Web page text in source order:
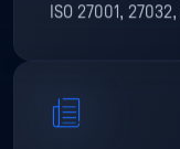
ISO 27001,